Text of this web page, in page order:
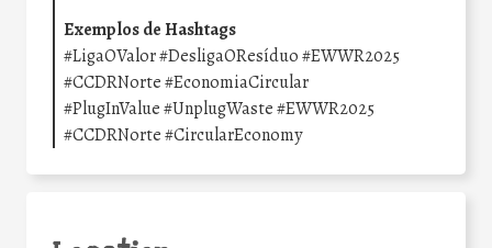
Exemplos de Hashtags
#LigaOValor #DesligaOResíduo #EWWR2025
#CCDRNorte #EconomiaCircular
#PlugInValue #UnplugWaste #EWWR2025
#CCDRNorte #CircularEconomy